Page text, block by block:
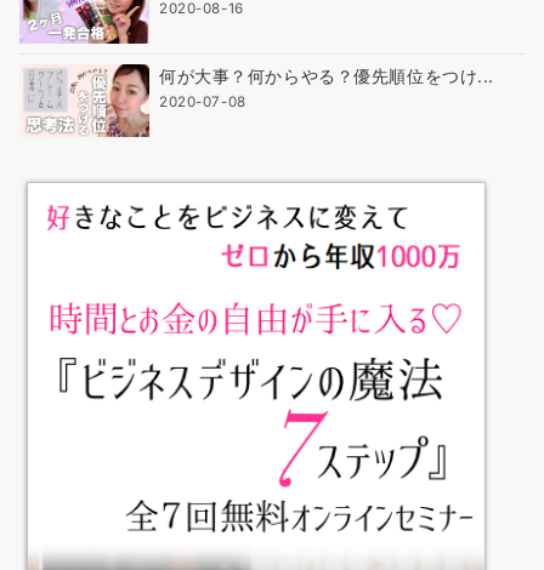
2020-08-16
何が大事？何からやる？優先順位をつけ...
2020-07-08